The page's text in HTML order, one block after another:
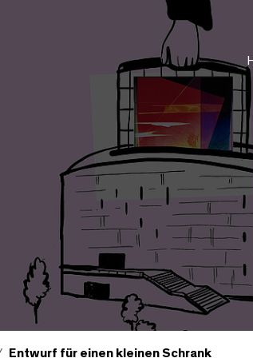
Entwurf für einen kleinen Schrank